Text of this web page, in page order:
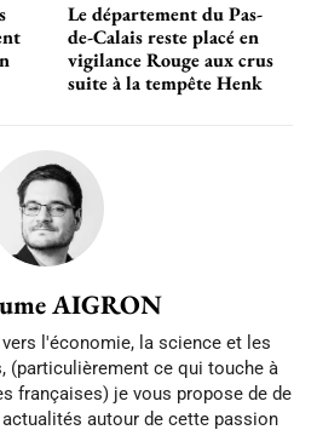
Le département du Pas-
de-Calais reste placé en
vigilance Rouge aux crus
suite à la tempête Henk
AIGRON
l'économie, la science et les
(particulièrement ce qui touche à
françaises) je vous propose de de
autour de cette passion